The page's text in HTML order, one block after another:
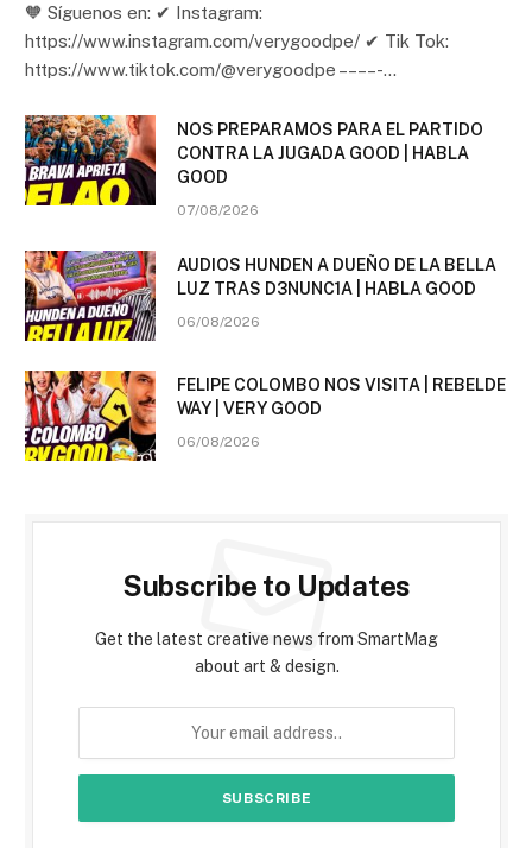
🧡 Síguenos en: ✔ Instagram:
https://www.instagram.com/verygoodpe/ ✔ Tik Tok:
https://www.tiktok.com/@verygoodpe – – – – -…
NOS PREPARAMOS PARA EL PARTIDO
CONTRA LA JUGADA GOOD | HABLA
GOOD
07/08/2026
AUDIOS HUNDEN A DUEÑO DE LA BELLA
LUZ TRAS D3NUNC1A | HABLA GOOD
06/08/2026
FELIPE COLOMBO NOS VISITA | REBELDE
WAY | VERY GOOD
06/08/2026
Subscribe to Updates
Get the latest creative news from SmartMag
about art & design.